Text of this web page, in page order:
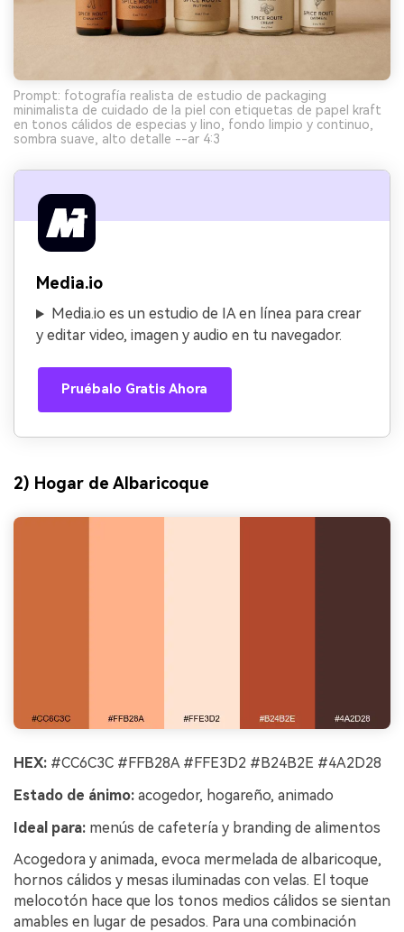
Prompt: fotografía realista de estudio de packaging
minimalista de cuidado de la piel con etiquetas de papel kraft
en tonos cálidos de especias y lino, fondo limpio y continuo,
sombra suave, alto detalle --ar 4:3
Media.io
Media.io es un estudio de IA en línea para crear
y editar video, imagen y audio en tu navegador.
Pruébalo Gratis Ahora
2) Hogar de Albaricoque
HEX: #CC6C3C #FFB28A #FFE3D2 #B24B2E #4A2D28
Estado de ánimo: acogedor, hogareño, animado
Ideal para: menús de cafetería y branding de alimentos
Acogedora y animada, evoca mermelada de albaricoque,
hornos cálidos y mesas iluminadas con velas. El toque
melocotón hace que los tonos medios cálidos se sientan
amables en lugar de pesados. Para una combinación